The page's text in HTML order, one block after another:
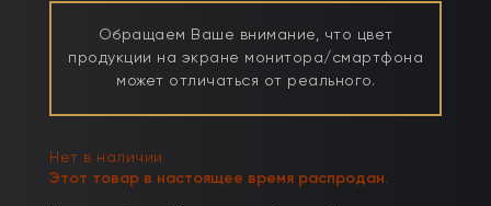
Обращаем Ваше внимание, что цвет
продукции на экране монитора/смартфона
может отличаться от реального.
Нет в наличии
Этот товар в настоящее время распродан.